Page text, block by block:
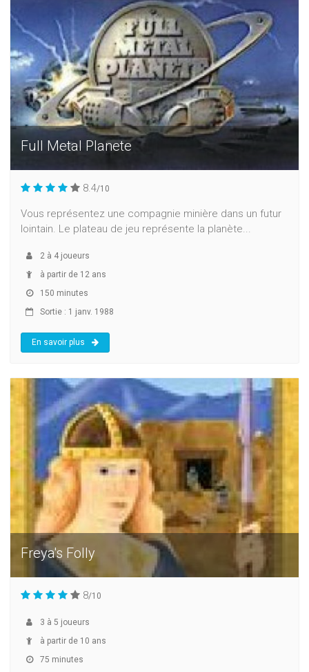
Full Metal Planete
8.4/10
Vous représentez une compagnie minière dans un futur
lointain. Le plateau de jeu représente la planète...
2 à 4 joueurs
à partir de 12 ans
150 minutes
Sortie : 1 janv. 1988
En savoir plus
Freya's Folly
8/10
3 à 5 joueurs
à partir de 10 ans
75 minutes